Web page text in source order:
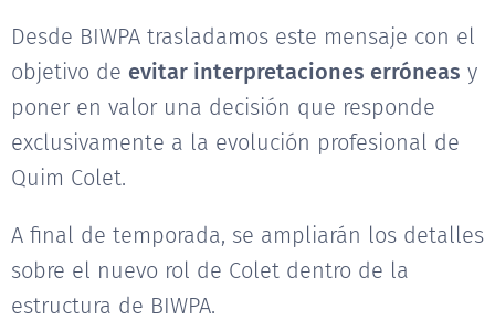
Desde BIWPA trasladamos este mensaje con el
objetivo de evitar interpretaciones erróneas y
poner en valor una decisión que responde
exclusivamente a la evolución profesional de
Quim Colet.
A final de temporada, se ampliarán los detalles
sobre el nuevo rol de Colet dentro de la
estructura de BIWPA.